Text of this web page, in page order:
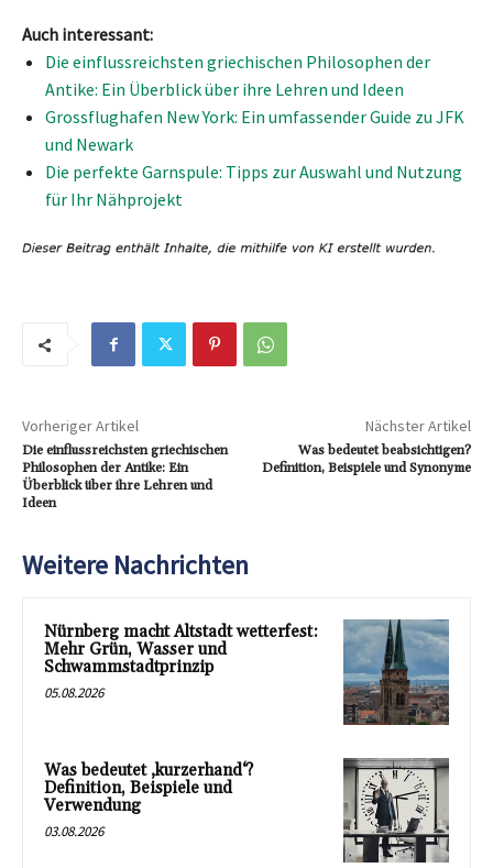
Auch interessant:
Die einflussreichsten griechischen Philosophen der
Antike: Ein Überblick über ihre Lehren und Ideen
Grossflughafen New York: Ein umfassender Guide zu JFK
und Newark
Die perfekte Garnspule: Tipps zur Auswahl und Nutzung
für Ihr Nähprojekt
Vorheriger Artikel
Die einflussreichsten griechischen
Philosophen der Antike: Ein
Überblick über ihre Lehren und
Ideen
Nächster Artikel
Was bedeutet beabsichtigen?
Definition, Beispiele und Synonyme
Weitere Nachrichten
Nürnberg macht Altstadt wetterfest:
Mehr Grün, Wasser und
Schwammstadtprinzip
05.08.2026
Was bedeutet ‚kurzerhand‘?
Definition, Beispiele und
Verwendung
03.08.2026